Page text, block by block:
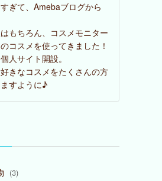
ぎて、Amebaブログから
もちろん、コスメモニター
コスメを使ってきました！
人サイト開設。
きなコスメをたくさんの方
すように♪
(3)